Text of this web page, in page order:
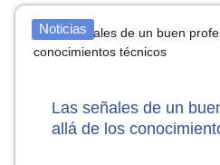
Noticias
Las señales de un
allá de los